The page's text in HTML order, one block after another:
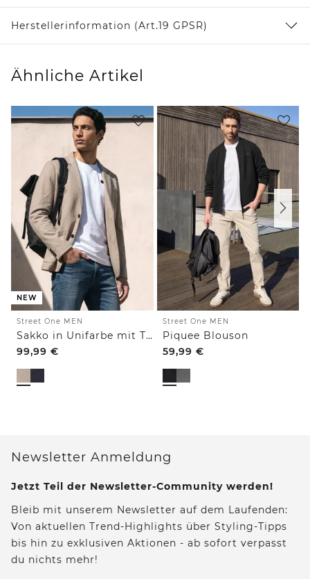
Herstellerinformation (Art.19 GPSR)
Ähnliche Artikel
NEW
Street One MEN
Sakko in Unifarbe mit Taschen
99,99 €
Street One MEN
Piquee Blouson
59,99 €
Newsletter Anmeldung
Jetzt Teil der Newsletter-Community werden!
Bleib mit unserem Newsletter auf dem Laufenden:
Von aktuellen Trend-Highlights über Styling-Tipps
bis hin zu exklusiven Aktionen - ab sofort verpasst
du nichts mehr!